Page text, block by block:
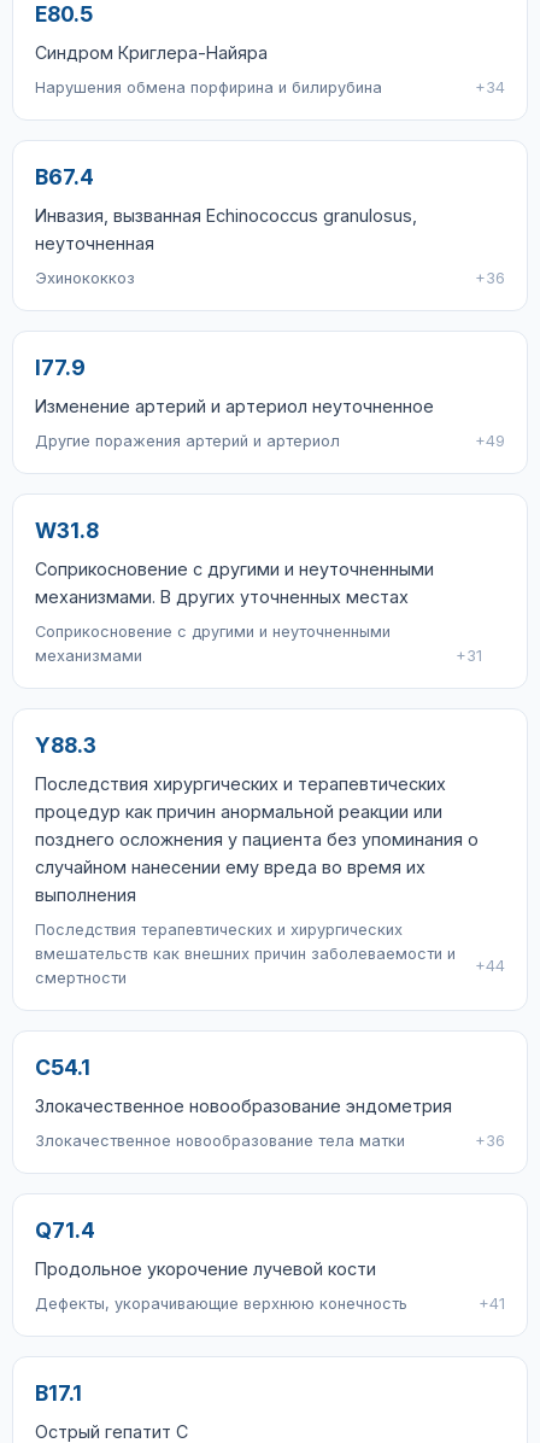
E80.5
Синдром Криглера-Найяра
Нарушения обмена порфирина и билирубина +34
B67.4
Инвазия, вызванная Echinococcus granulosus,
неуточненная
Эхинококкоз +36
I77.9
Изменение артерий и артериол неуточненное
Другие поражения артерий и артериол +49
W31.8
Соприкосновение с другими и неуточненными
механизмами. В других уточненных местах
Соприкосновение с другими и неуточненными
механизмами
+31
Y88.3
Последствия хирургических и терапевтических
процедур как причин анормальной реакции или
позднего осложнения у пациента без упоминания о
случайном нанесении ему вреда во время их
выполнения
Последствия терапевтических и хирургических
вмешательств как внешних причин заболеваемости и
смертности
+44
C54.1
Злокачественное новообразование эндометрия
Злокачественное новообразование тела матки +36
Q71.4
Продольное укорочение лучевой кости
Дефекты, укорачивающие верхнюю конечность +41
B17.1
Острый гепатит C